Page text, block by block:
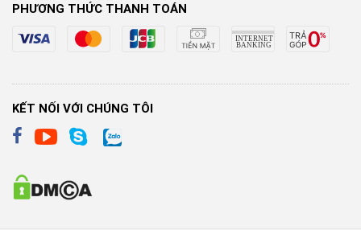
PHƯƠNG THỨC THANH TOÁN
KẾT NỐI VỚI CHÚNG TÔI